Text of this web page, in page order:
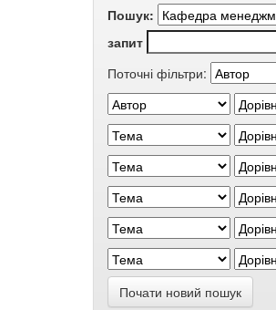
Пошук:
запит
Поточні фільтри:
Почати новий пошук